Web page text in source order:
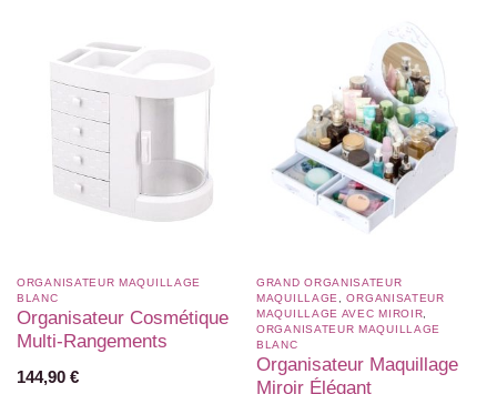
ORGANISATEUR MAQUILLAGE
BLANC​
Organisateur Cosmétique
Multi-Rangements
144,90 €
GRAND ORGANISATEUR
MAQUILLAGE
,ORGANISATEUR
MAQUILLAGE AVEC MIROIR
ORGANISATEUR MAQUILLAGE
BLANC​
Organisateur Maquillage
Miroir Élégant